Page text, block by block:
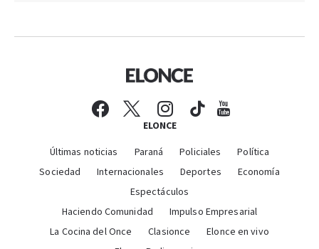
ELONCE
Últimas noticias Paraná Policiales
Política
Sociedad
Internacionales Deportes
Economía
Espectáculos
Haciendo Comunidad
Impulso Empresarial
La Cocina del Once
Clasionce
Elonce en vivo